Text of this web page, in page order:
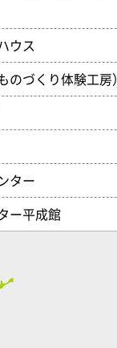
ウス
づくり体験工房）
ター
ー平成館